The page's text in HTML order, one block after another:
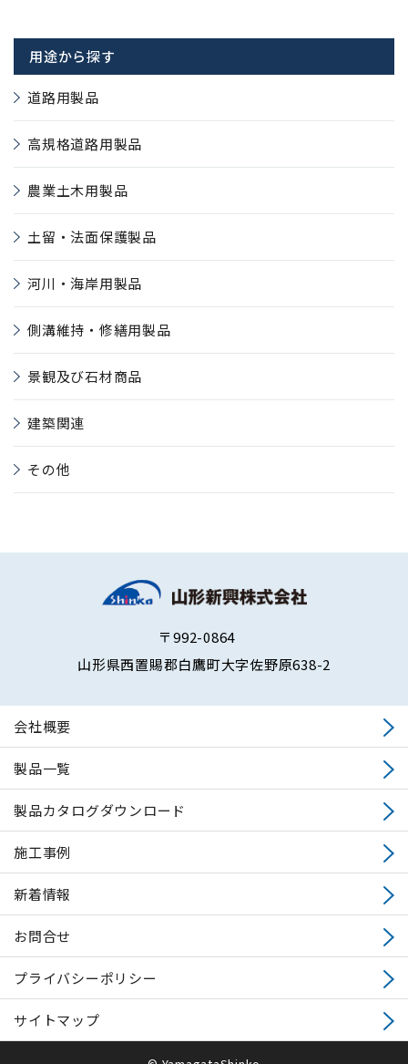
用途から探す
道路用製品
高規格道路用製品
農業土木用製品
土留・法面保護製品
河川・海岸用製品
側溝維持・修繕用製品
景観及び石材商品
建築関連
その他
〒992-0864
山形県西置賜郡白鷹町大字佐野原638-2
会社概要
製品一覧
製品カタログダウンロード
施工事例
新着情報
お問合せ
プライバシーポリシー
サイトマップ